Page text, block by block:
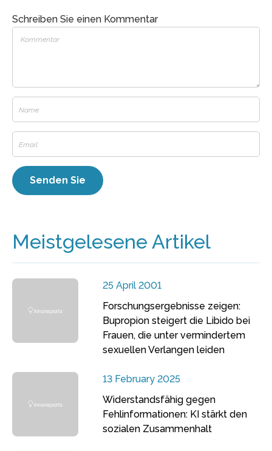
Schreiben Sie einen Kommentar
Meistgelesene Artikel
25 April 2001
Forschungsergebnisse zeigen:
Bupropion steigert die Libido bei
Frauen, die unter vermindertem
sexuellen Verlangen leiden
13 February 2025
Widerstandsfähig gegen
Fehlinformationen: KI stärkt den
sozialen Zusammenhalt